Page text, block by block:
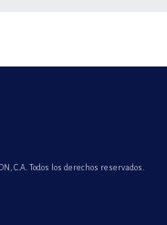
C.A. Todos los derechos reservados.